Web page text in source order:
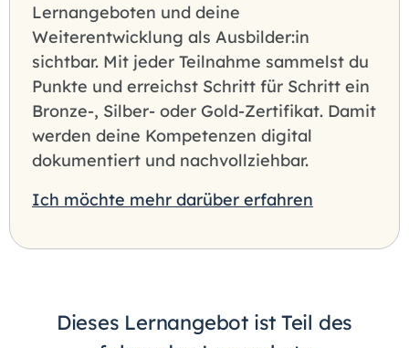
Lernangeboten und deine
Weiterentwicklung als Ausbilder:in
sichtbar. Mit jeder Teilnahme sammelst du
Punkte und erreichst Schritt für Schritt ein
Bronze-, Silber- oder Gold-Zertifikat. Damit
werden deine Kompetenzen digital
dokumentiert und nachvollziehbar.
Ich möchte mehr darüber erfahren
Dieses Lernangebot ist Teil des